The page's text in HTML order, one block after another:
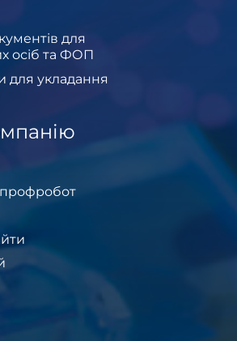
для
осіб та ФОП
для укладання